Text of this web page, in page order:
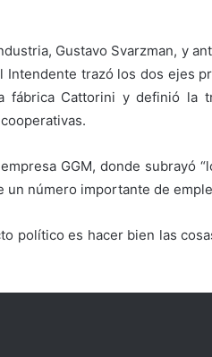
Gustavo Svarzman, y
trazó los dos ejes
fábrica Cattorini y definió la
GGM, donde subrayó
un número importante de
político es hacer bien las